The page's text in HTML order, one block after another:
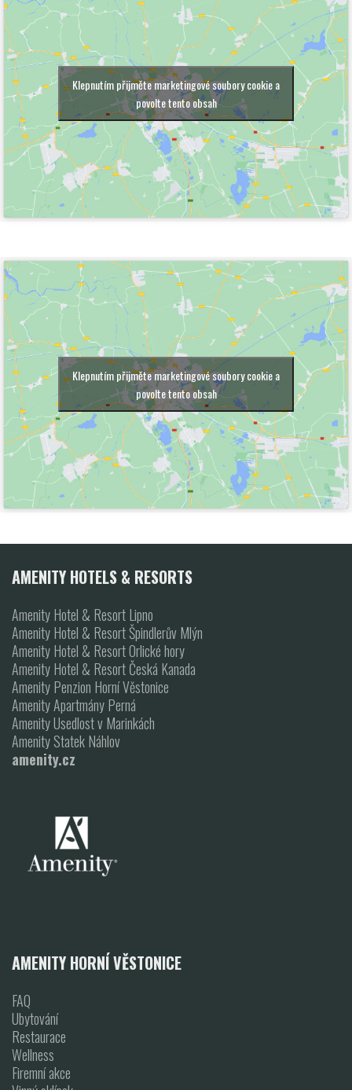
Klepnutím přijměte marketingové soubory cookie a
povolte tento obsah
Klepnutím přijměte marketingové soubory cookie a
povolte tento obsah
AMENITY HOTELS & RESORTS
Amenity Hotel & Resort Lipno
Amenity Hotel & Resort Špindlerův Mlýn
Amenity Hotel & Resort Orlické hory
Amenity Hotel & Resort Česká Kanada
Amenity Penzion Horní Věstonice
Amenity Apartmány Perná
Amenity Usedlost v Marinkách
Amenity Statek Náhlov
amenity.cz
AMENITY HORNÍ VĚSTONICE
FAQ
Ubytování
Restaurace
Wellness
Firemní akce